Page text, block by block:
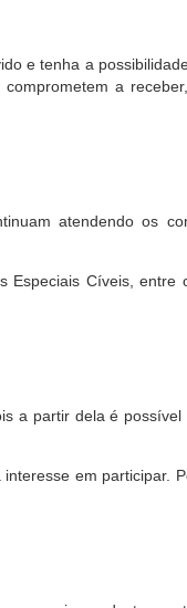
e tenha a
a
atendendo os
Especiais Cíveis,
a partir dela é
em participar.